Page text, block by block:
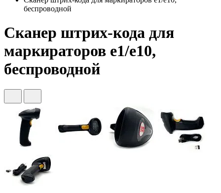
беспроводной
Сканер штрих-кода для
маркираторов e1/e10,
беспроводной